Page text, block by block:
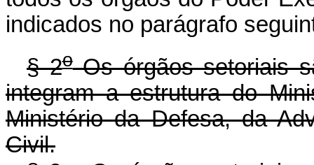
indicados no parágrafo
§ 2oOs órgãos setoriais
integram a estrutura do
Ministério da Defesa, da
Civil.